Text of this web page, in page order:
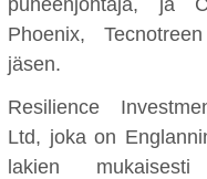
Phoenix,
jäsen.
Resilience
Ltd, joka on
lakien mukaisesti